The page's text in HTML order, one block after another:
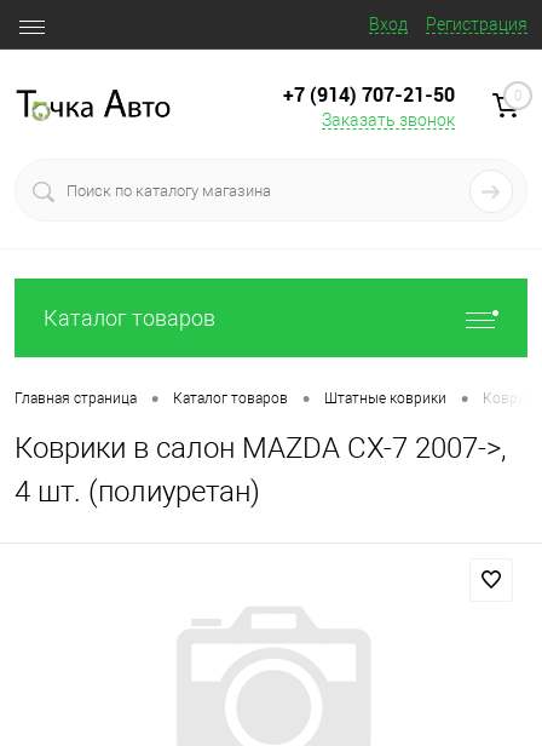
Вход Регистрация
+7 (914) 707‒21‒50
Заказать звонок
0
Каталог товаров
Главная страница • Каталог товаров • Штатные коврики •
Коврики в салон MAZDA CX-7 2007->,
4 шт. (полиуретан)